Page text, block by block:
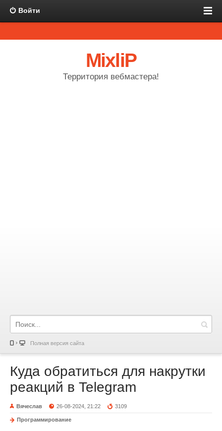
Войти
MixliP
Территория вебмастера!
Полная версия сайта
Куда обратиться для накрутки
реакций в Telegram
Вячеслав 26-08-2024, 21:22 3109
Программирование